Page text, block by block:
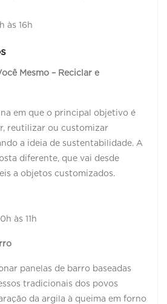
às 16h
Mesmo – Reciclar e
em que o principal objetivo é
reutilizar ou customizar
a ideia de sustentabilidade. A
diferente, que vai desde
a objetos customizados.
às 11h
panelas de barro baseadas
tradicionais dos povos
da argila à queima em forno